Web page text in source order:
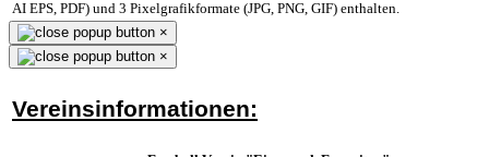
AI EPS, PDF) und 3 Pixelgrafikformate (JPG, PNG, GIF) enthalten.
×
×
Vereinsinformationen: